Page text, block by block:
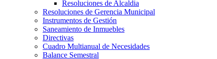
Resoluciones de Alcaldia
Resoluciones de Gerencia Municipal
Instrumentos de Gestión
Saneamiento de Inmuebles
Directivas
Cuadro Multianual de Necesidades
Balance Semestral